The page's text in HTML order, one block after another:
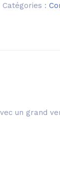
Catégories :
un grand